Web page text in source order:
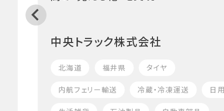
中央トラック株式会社
北海道 福井県 タイヤ
内航フェリー輸送 冷蔵・冷凍運送 日